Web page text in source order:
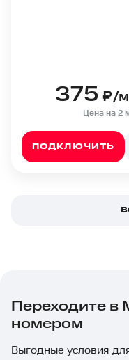
375 ₽/
Цена на 2
ПОДКЛЮЧИТЬ
Переходите в
номером
Выгодные условия